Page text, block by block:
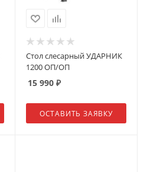
Стол слесарный УДАРНИК
1200 ОП/ОП
15 990₽
ОСТАВИТЬ ЗАЯВКУ